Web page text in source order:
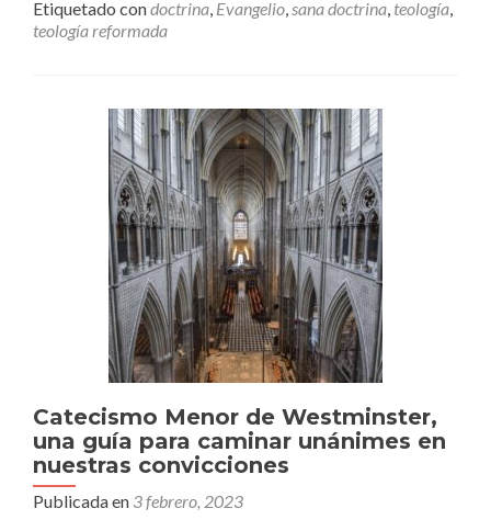
Etiquetado condoctrina, Evangelio,sana doctrina, teología,
teología reformada
Catecismo Menor de Westminster,
una guía para caminar unánimes en
nuestras convicciones
Publicada en 3 febrero, 2023